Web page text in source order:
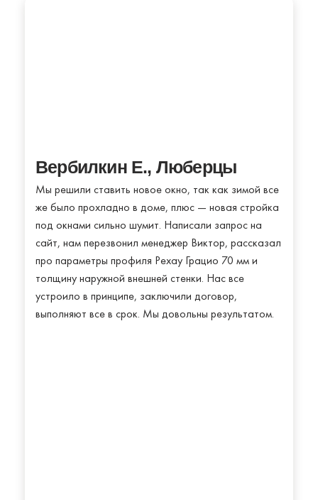
Вербилкин Е., Люберцы
Мы решили ставить новое окно, так как зимой все
же было прохладно в доме, плюс — новая стройка
под окнами сильно шумит. Написали запрос на
сайт, нам перезвонил менеджер Виктор, рассказал
про параметры профиля Рехау Грацио 70 мм и
толщину наружной внешней стенки. Нас все
устроило в принципе, заключили договор,
выполняют все в срок. Мы довольны результатом.